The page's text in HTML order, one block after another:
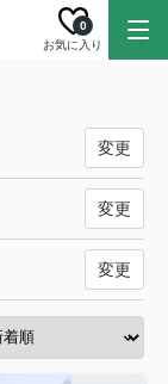
お気に入り
0
変更
変更
変更